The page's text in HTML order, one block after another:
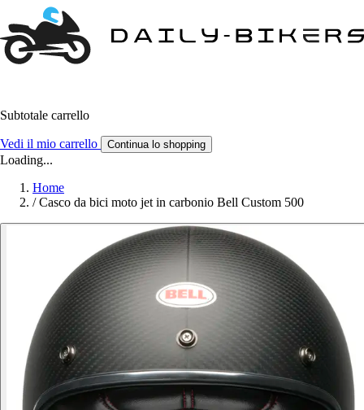
Subtotale carrello
Vedi il mio carrello Continua lo shopping
Loading...
Home
/ Casco da bici moto jet in carbonio Bell Custom 500